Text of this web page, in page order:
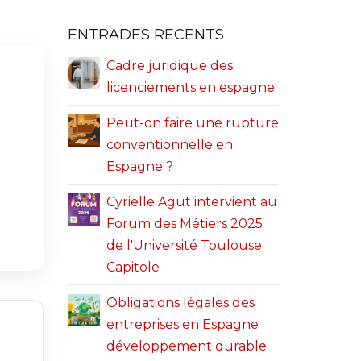
ENTRADES RECENTS
Cadre juridique des
licenciements en espagne
Peut-on faire une rupture
conventionnelle en
Espagne ?
Cyrielle Agut intervient au
Forum des Métiers 2025
de l'Université Toulouse
Capitole
Obligations légales des
entreprises en Espagne :
développement durable